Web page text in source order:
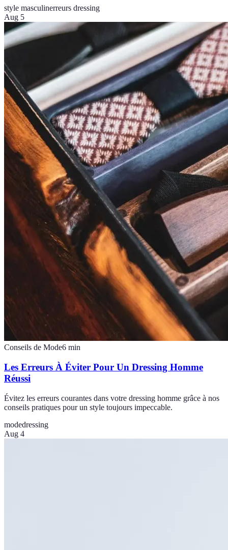
style masculinerreurs dressing
Aug 5
Conseils de Mode6 min
Les Erreurs À Éviter Pour Un Dressing Homme
Réussi
Évitez les erreurs courantes dans votre dressing homme grâce à nos
conseils pratiques pour un style toujours impeccable.
modedressing
Aug 4